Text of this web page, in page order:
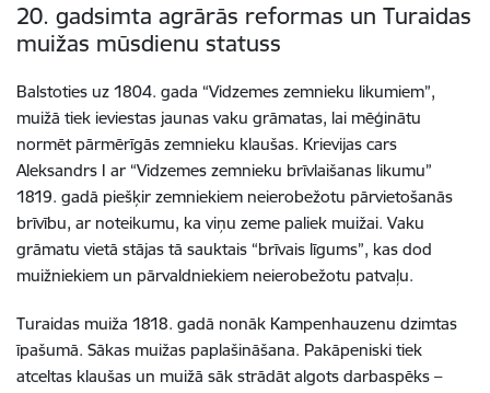
20. gadsimta agrārās reformas un Turaidas
muižas mūsdienu statuss
Balstoties uz 1804. gada “Vidzemes zemnieku likumiem”,
muižā tiek ieviestas jaunas vaku grāmatas, lai mēģinātu
normēt pārmērīgās zemnieku klaušas. Krievijas cars
Aleksandrs I ar “Vidzemes zemnieku brīvlaišanas likumu”
1819. gadā piešķir zemniekiem neierobežotu pārvietošanās
brīvību, ar noteikumu, ka viņu zeme paliek muižai. Vaku
grāmatu vietā stājas tā sauktais “brīvais līgums”, kas dod
muižniekiem un pārvaldniekiem neierobežotu patvaļu.
Turaidas muiža 1818. gadā nonāk Kampenhauzenu dzimtas
īpašumā. Sākas muižas paplašināšana. Pakāpeniski tiek
atceltas klaušas un muižā sāk strādāt algots darbaspēks –